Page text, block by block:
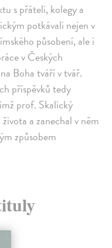
s přáteli, kolegy a
potkávali nejen v
působení, ale i
v Českých
Boha tváří v tvář.
příspěvků tedy
prof. Skalický
a zanechal v něm
způsobem